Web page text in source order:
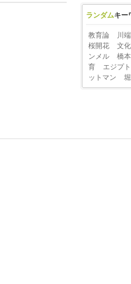
ランダムキー
教育論 川
桜開花
文
ンメル
橋
育
エジプト
ットマン